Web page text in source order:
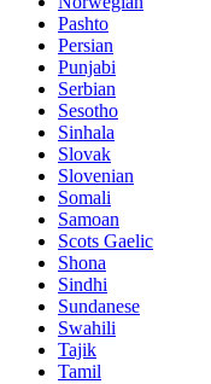
Pashto
Persian
Punjabi
Serbian
Sesotho
Sinhala
Slovak
Slovenian
Somali
Samoan
Scots Gaelic
Shona
Sindhi
Sundanese
Swahili
Tajik
Tamil